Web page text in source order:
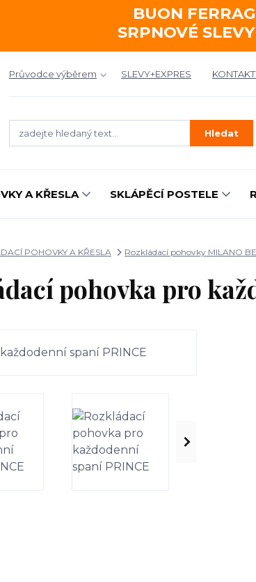
BUON
SRPNOVÉ
Průvodce výběrem SLEVY+EXPRES
Hledat
A KŘESLA SKLÁPĚCÍ POSTELE
POHOVKY A KŘESLA Rozkládací pohovky MILANO
pohovka pro